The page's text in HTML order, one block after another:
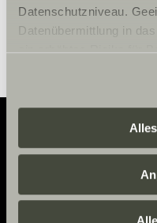
Datenschutzniveau.
Datenübermittlung in
ein erhöhtes Risiko für
zustehen. Eingesetzte
eigene Zwecke
zusammenführen.
Datenschutzerklärung
einzelne Cookies/
erteilen Sie uns Ihre
Daten zu den
Now.